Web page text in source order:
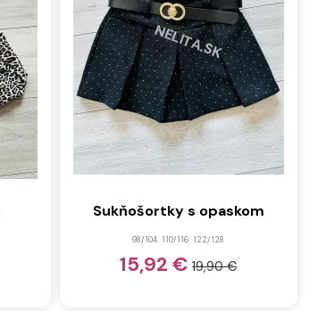
Sukňošortky s opaskom
98/104 110/116 122/128
15,92 €19,90 €